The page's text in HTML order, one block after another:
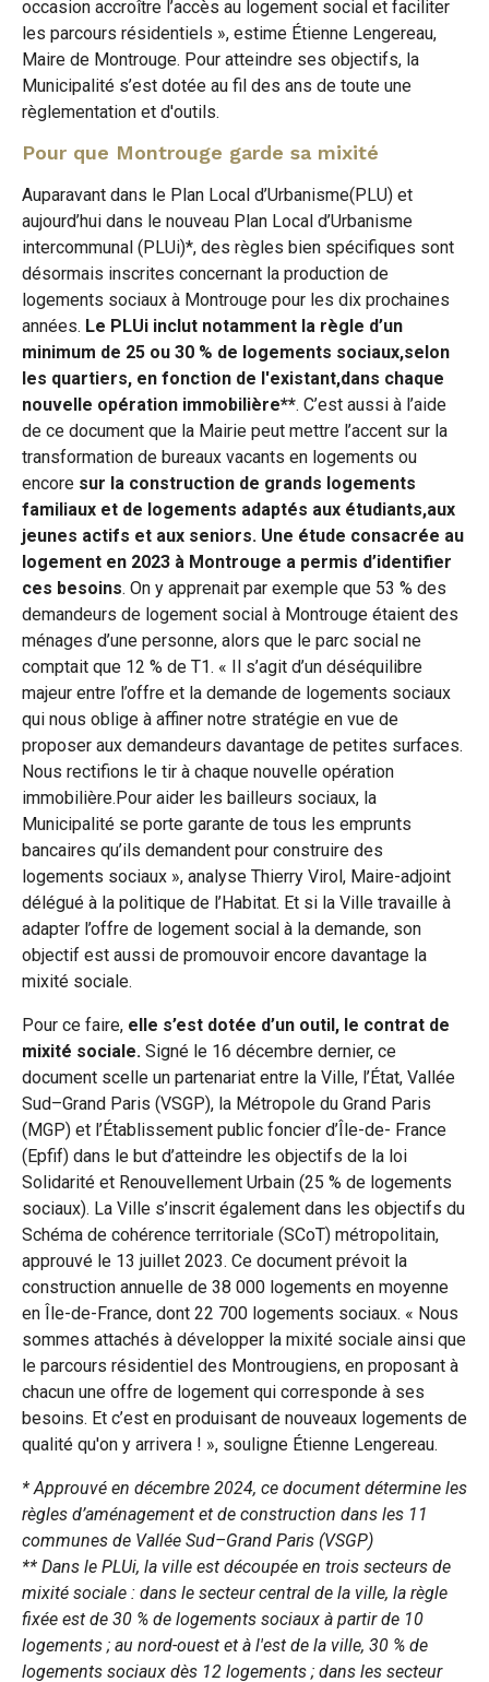
occasion accroître l’accès au logement social et faciliter
les parcours résidentiels », estime Étienne Lengereau,
Maire de Montrouge. Pour atteindre ses objectifs, la
Municipalité s’est dotée au fil des ans de toute une
règlementation et d'outils.
Pour que Montrouge garde sa mixité
Auparavant dans le Plan Local d’Urbanisme(PLU) et
aujourd’hui dans le nouveau Plan Local d’Urbanisme
intercommunal (PLUi)*, des règles bien spécifiques sont
désormais inscrites concernant la production de
logements sociaux à Montrouge pour les dix prochaines
années. Le PLUi inclut notamment la règle d’un
minimum de 25 ou 30 % de logements sociaux,selon
les quartiers, en fonction de l'existant,dans chaque
nouvelle opération immobilière**. C’est aussi à l’aide
de ce document que la Mairie peut mettre l’accent sur la
transformation de bureaux vacants en logements ou
encore sur la construction de grands logements
familiaux et de logements adaptés aux étudiants,aux
jeunes actifs et aux seniors. Une étude consacrée au
logement en 2023 à Montrouge a permis d’identifier
ces besoins. On y apprenait par exemple que 53 % des
demandeurs de logement social à Montrouge étaient des
ménages d’une personne, alors que le parc social ne
comptait que 12 % de T1. « Il s’agit d’un déséquilibre
majeur entre l’offre et la demande de logements sociaux
qui nous oblige à affiner notre stratégie en vue de
proposer aux demandeurs davantage de petites surfaces.
Nous rectifions le tir à chaque nouvelle opération
immobilière.Pour aider les bailleurs sociaux, la
Municipalité se porte garante de tous les emprunts
bancaires qu’ils demandent pour construire des
logements sociaux », analyse Thierry Virol, Maire-adjoint
délégué à la politique de l’Habitat. Et si la Ville travaille à
adapter l’offre de logement social à la demande, son
objectif est aussi de promouvoir encore davantage la
mixité sociale.
Pour ce faire, elle s’est dotée d’un outil, le contrat de
mixité sociale. Signé le 16 décembre dernier, ce
document scelle un partenariat entre la Ville, l’État, Vallée
Sud–Grand Paris (VSGP), la Métropole du Grand Paris
(MGP) et l’Établissement public foncier d’Île-de- France
(Epfif) dans le but d’atteindre les objectifs de la loi
Solidarité et Renouvellement Urbain (25 % de logements
sociaux). La Ville s’inscrit également dans les objectifs du
Schéma de cohérence territoriale (SCoT) métropolitain,
approuvé le 13 juillet 2023. Ce document prévoit la
construction annuelle de 38 000 logements en moyenne
en Île-de-France, dont 22 700 logements sociaux. « Nous
sommes attachés à développer la mixité sociale ainsi que
le parcours résidentiel des Montrougiens, en proposant à
chacun une offre de logement qui corresponde à ses
besoins. Et c’est en produisant de nouveaux logements de
qualité qu'on y arrivera ! », souligne Étienne Lengereau.
* Approuvé en décembre 2024, ce document détermine les
règles d’aménagement et de construction dans les 11
communes de Vallée Sud–Grand Paris (VSGP)
** Dans le PLUi, la ville est découpée en trois secteurs de
mixité sociale : dans le secteur central de la ville, la règle
fixée est de 30 % de logements sociaux à partir de 10
logements ; au nord-ouest et à l'est de la ville, 30 % de
logements sociaux dès 12 logements ; dans les secteur